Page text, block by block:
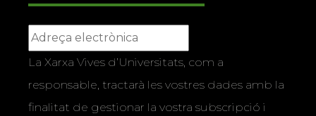
La Xarxa Vives d’Universitats, com a
responsable, tractarà les vostres dades amb la
finalitat de gestionar la vostra subscripció i